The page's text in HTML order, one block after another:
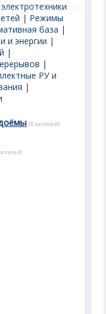
| Режимы
база |
и энергии |
|
|
РУ и
|
(8 записей)